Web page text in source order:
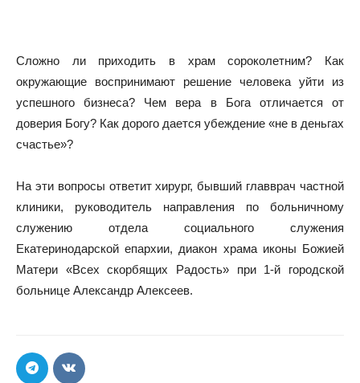
Сложно ли приходить в храм сороколетним? Как
окружающие воспринимают решение человека уйти из
успешного бизнеса? Чем вера в Бога отличается от
доверия Богу? Как дорого дается убеждение «не в деньгах
счастье»?
На эти вопросы ответит хирург, бывший главврач частной
клиники, руководитель направления по больничному
служению отдела социального служения
Екатеринодарской епархии, диакон храма иконы Божией
Матери «Всех скорбящих Радость» при 1-й городской
больнице Александр Алексеев.